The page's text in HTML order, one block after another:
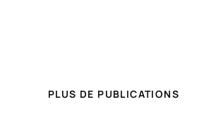
PLUS DE PUBLICATIONS